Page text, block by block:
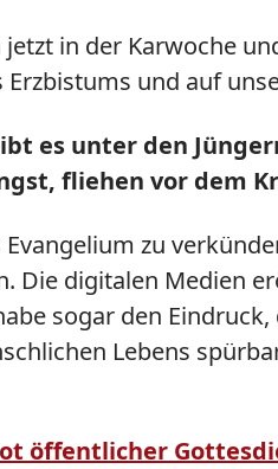
in der Karwoche
und auf
es unter den
fliehen vor dem
zu
digitalen Medien
sogar den
Lebens
öffentlicher